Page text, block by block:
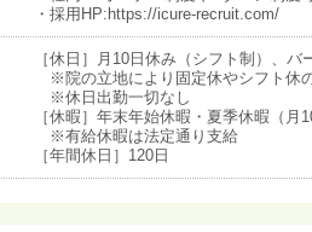
・採用HP:https://icure-recruit.com/
［休日］月10日休み（シフト制）、
※院の立地により固定休やシフト休
※休日出勤一切なし
［休暇］年末年始休暇・夏季休暇（月
※有給休暇は法定通り支給
［年間休日］120日